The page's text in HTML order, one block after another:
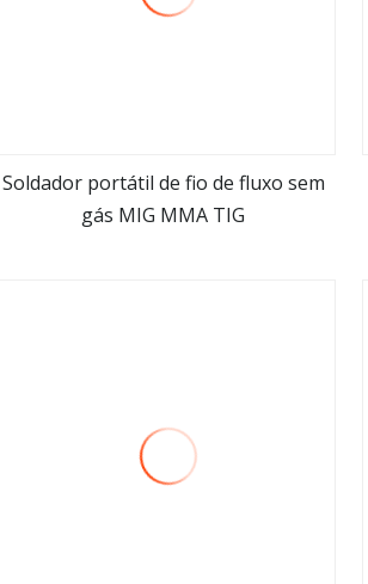
Veja mais
Soldador portátil de fio de fluxo sem
gás MIG MMA TIG